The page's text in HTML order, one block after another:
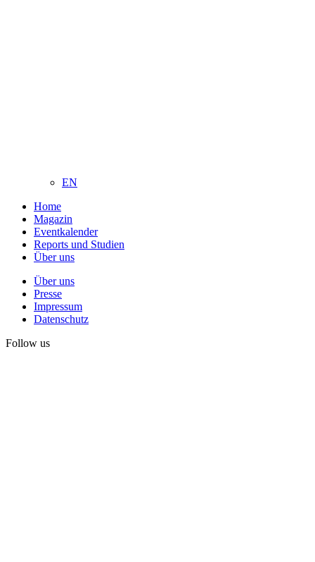
EN
Home
Magazin
Eventkalender
Reports und Studien
Über uns
Über uns
Presse
Impressum
Datenschutz
Follow us